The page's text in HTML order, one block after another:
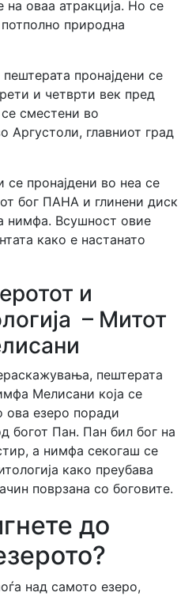
на оваа атракција. Но се
природна
пронајдени се
и четврти век пред
сместени во
Аргустоли, главниот град
се пронајдени во неа се
бог ПАНА и глинени диск
нимфа. Всушност овие
како е настанато
и
– Митот
пештерата
Мелисани која се
ова езеро поради
богот Пан. Пан бил бог на
а нимфа секогаш се
како преубава
поврзана со боговите.
до
над самото езеро,